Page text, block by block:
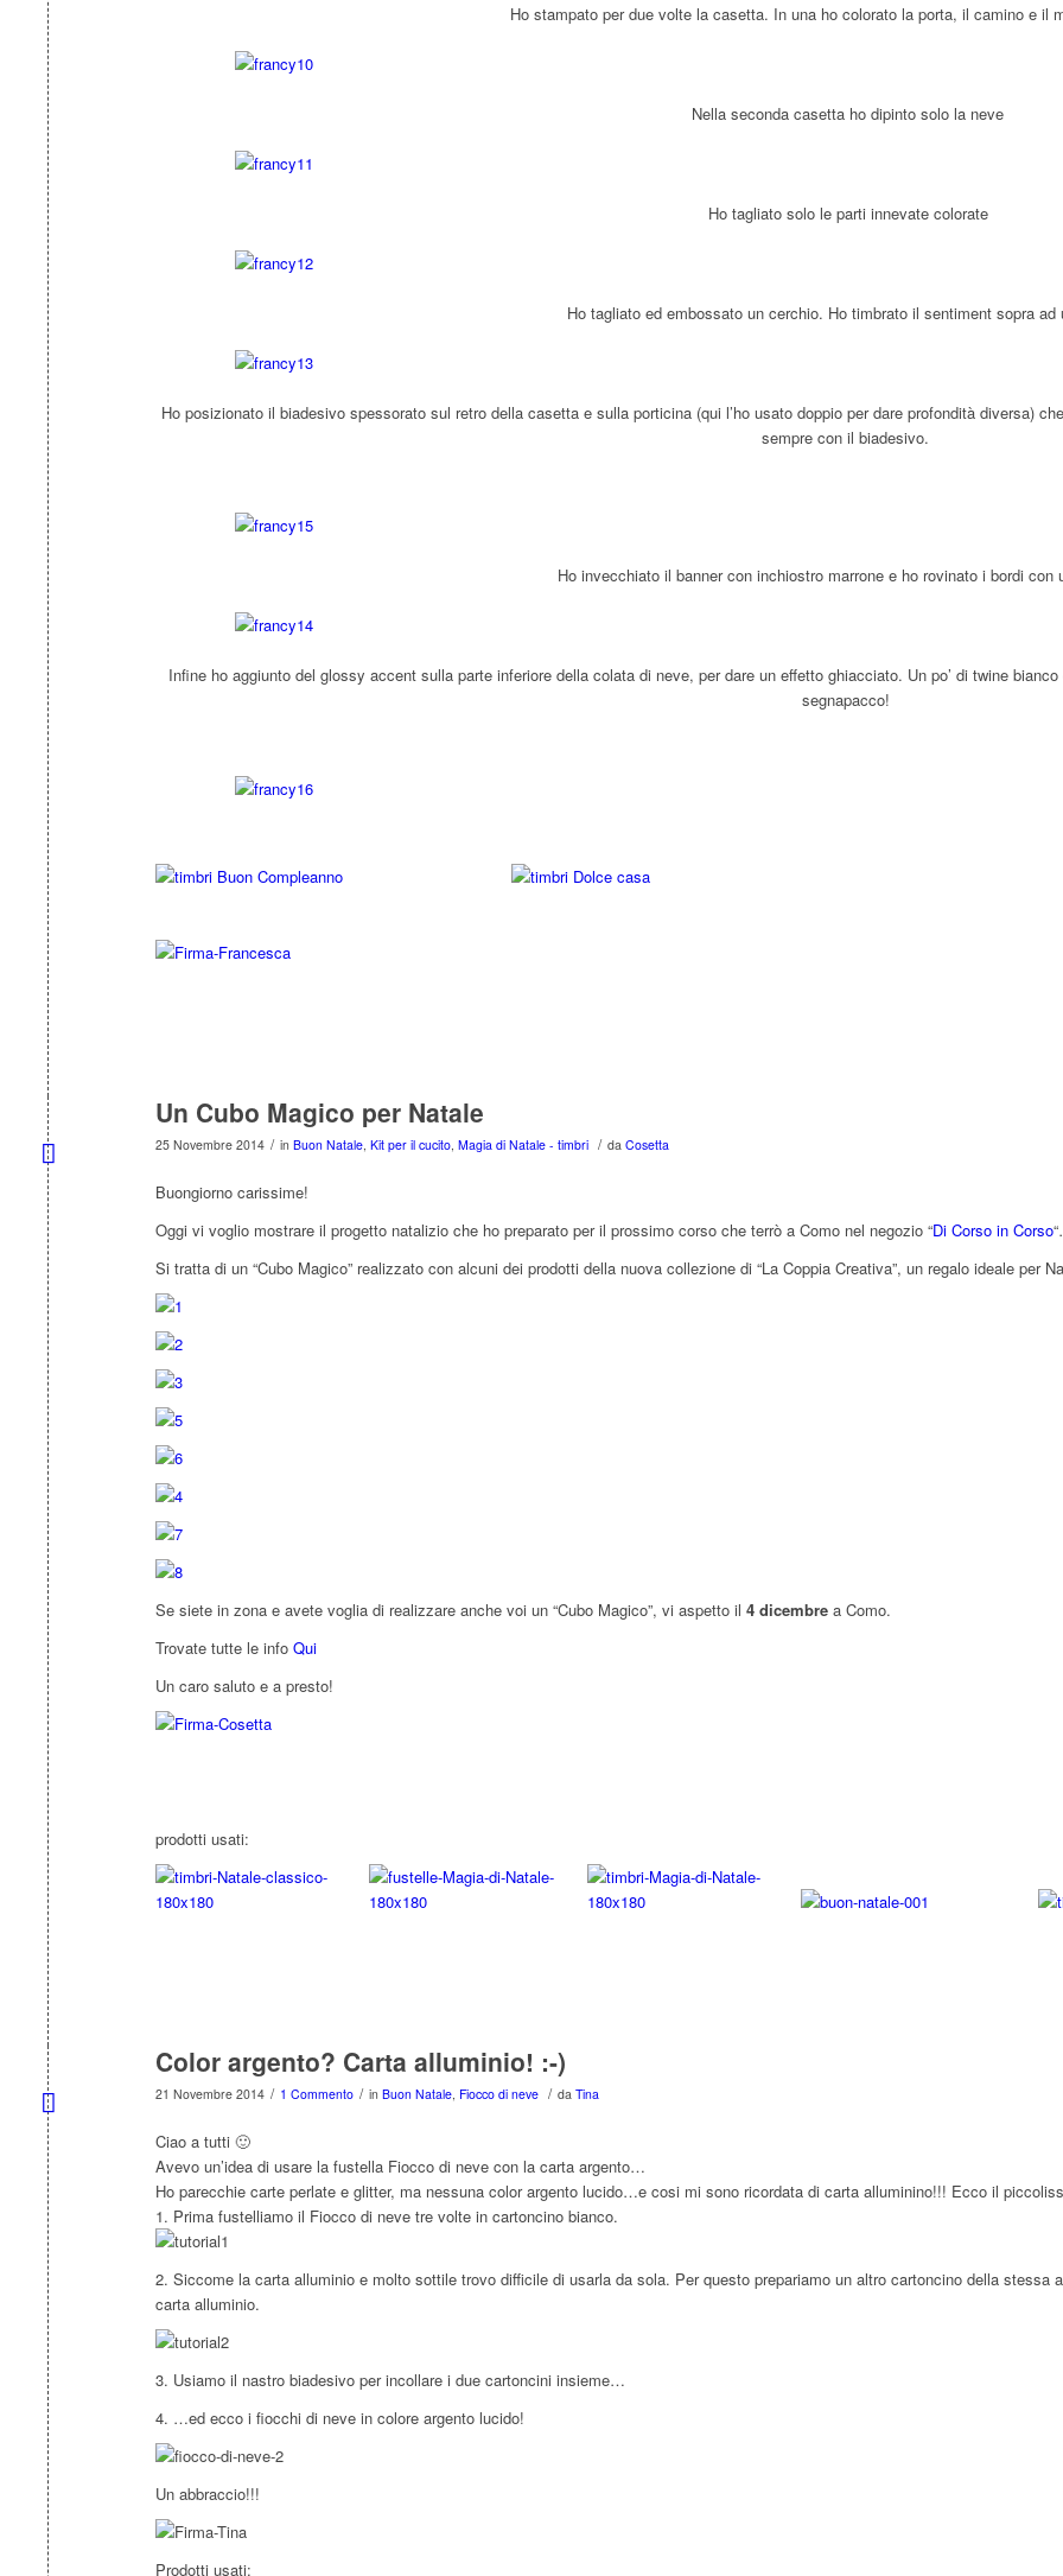
Ho stampato per due volte la casetta. In una ho colorato la porta, il camino e il
Nella seconda casetta ho dipinto solo la neve
Ho tagliato solo le parti innevate colorate
Ho tagliato ed embossato un cerchio. Ho timbrato il sentiment sopra ad
Ho posizionato il biadesivo spessorato sul retro della casetta e sulla porticina (qui l’ho usato doppio per dare profondità diversa)
sempre con il biadesivo.
Ho invecchiato il banner con inchiostro marrone e ho rovinato i bordi con
Infine ho aggiunto del glossy accent sulla parte inferiore della colata di neve, per dare un effetto ghiacciato. Un po’ di twine
segnapacco!
Un Cubo Magico per Natale
25 Novembre 2014 / in Buon Natale Kit per il cucito Magia di Natale - timbri / da Cosetta
Buongiorno carissime!
Oggi vi voglio mostrare il progetto natalizio che ho preparato per il prossimo corso che terrò a Como nel negozio “Di Corso in Corso
Si tratta di un “Cubo Magico” realizzato con alcuni dei prodotti della nuova collezione di “La Coppia Creativa”, un regalo ideale per
Se siete in zona e avete voglia di realizzare anche voi un “Cubo Magico”, vi aspetto il 4 dicembre a Como.
Trovate tutte le info Qui
Un caro saluto e a presto!
prodotti usati:
Color argento? Carta alluminio! :-)
21 Novembre 2014 / 1 Commento / in Buon Natale Fiocco di neve / da Tina
Ciao a tutti 🙂
Avevo un’idea di usare la fustella Fiocco di neve con la carta argento…
Ho parecchie carte perlate e glitter, ma nessuna color argento lucido…e cosi mi sono ricordata di carta alluminino!!! Ecco il
1. Prima fustelliamo il Fiocco di neve tre volte in cartoncino bianco.
2. Siccome la carta alluminio e molto sottile trovo difficile di usarla da sola. Per questo prepariamo un altro cartoncino della stessa
carta alluminio.
3. Usiamo il nastro biadesivo per incollare i due cartoncini insieme…
4. …ed ecco i fiocchi di neve in colore argento lucido!
Un abbraccio!!!
Prodotti usati: